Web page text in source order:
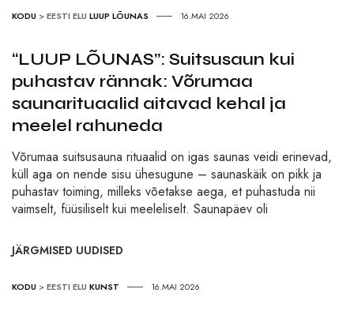
KODU >EESTI ELU LUUP LÕUNAS 16.MAI 2026
“LUUP LÕUNAS”: Suitsusaun kui
puhastav rännak: Võrumaa
saunarituaalid aitavad kehal ja
meelel rahuneda
Võrumaa suitsusauna rituaalid on igas saunas veidi erinevad,
küll aga on nende sisu ühesugune – saunaskäik on pikk ja
puhastav toiming, milleks võetakse aega, et puhastuda nii
vaimselt, füüsiliselt kui meeleliselt. Saunapäev oli
JÄRGMISED UUDISED
KODU >EESTI ELU KUNST 16.MAI 2026